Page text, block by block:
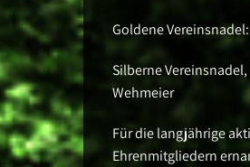
Goldene
Silberne
Wehmeier
Für die langjährige
Ehrenmitgliedern